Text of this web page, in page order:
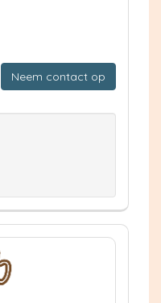
Neem contact op